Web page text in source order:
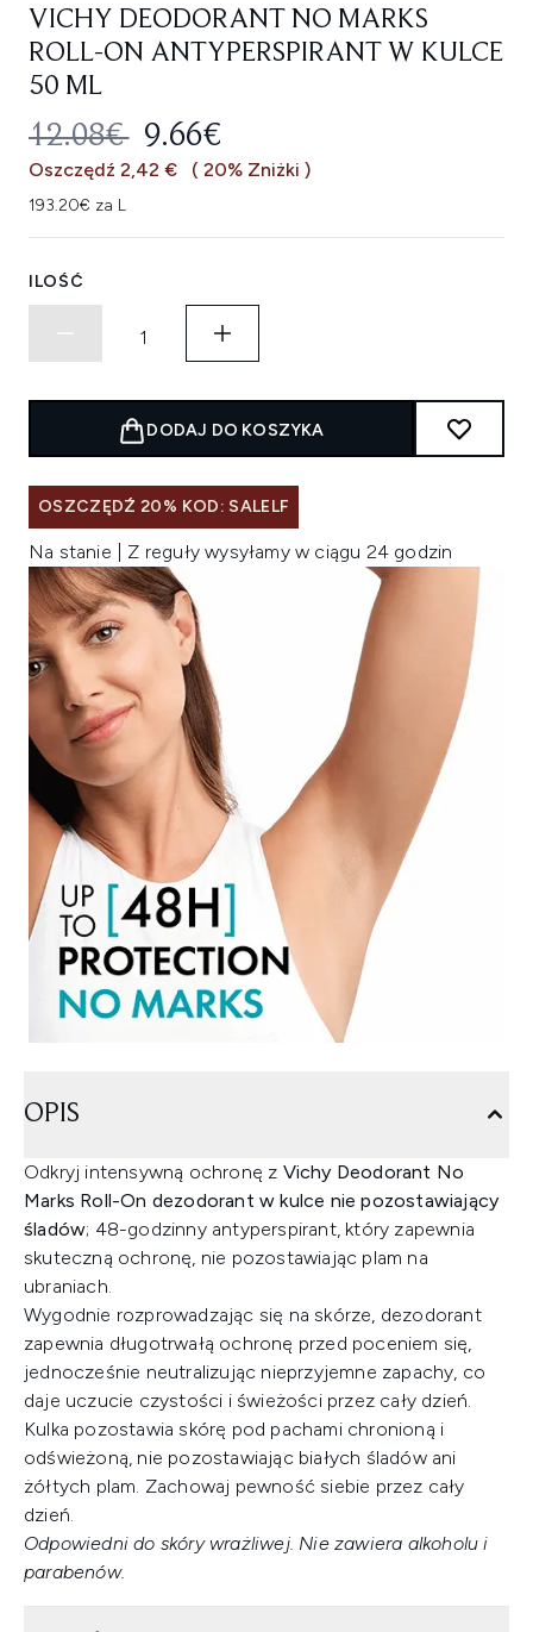
VICHY DEODORANT NO MARKS
ROLL-ON ANTYPERSPIRANT W KULCE
50 ML
SUGEROWANA CENA
12.08€ AKTUALNA CENA:
9.66€
Oszczędź 2,42 € ( 20% Zniżki )
193.20€ za L
ILOŚĆ
DODAJ DO KOSZYKA
OSZCZĘDŹ 20% KOD: SALELF
Na stanie | Z reguły wysyłamy w ciągu 24 godzin
OPIS
Odkryj intensywną ochronę z Vichy Deodorant No
Marks Roll-On dezodorant w kulce nie pozostawiający
śladów; 48-godzinny antyperspirant, który zapewnia
skuteczną ochronę, nie pozostawiając plam na
ubraniach.
Wygodnie rozprowadzając się na skórze, dezodorant
zapewnia długotrwałą ochronę przed poceniem się,
jednocześnie neutralizując nieprzyjemne zapachy, co
daje uczucie czystości i świeżości przez cały dzień.
Kulka pozostawia skórę pod pachami chronioną i
odświeżoną, nie pozostawiając białych śladów ani
żółtych plam. Zachowaj pewność siebie przez cały
dzień.
Odpowiedni do skóry wrażliwej. Nie zawiera alkoholu i
parabenów.